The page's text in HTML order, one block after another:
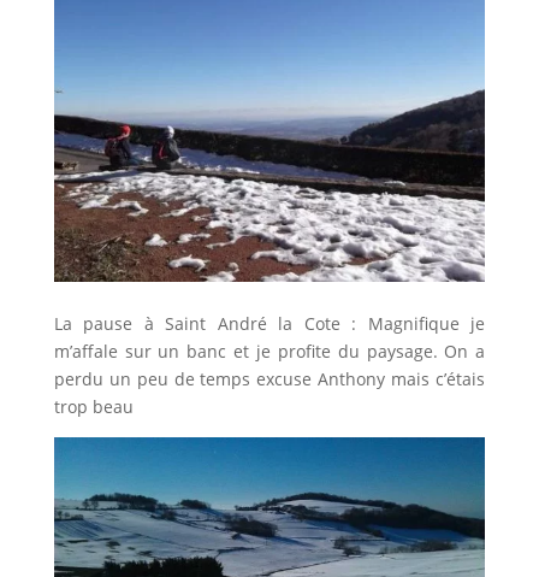
La pause à Saint André la Cote : Magnifique je
m’affale sur un banc et je profite du paysage. On a
perdu un peu de temps excuse Anthony mais c’étais
trop beau